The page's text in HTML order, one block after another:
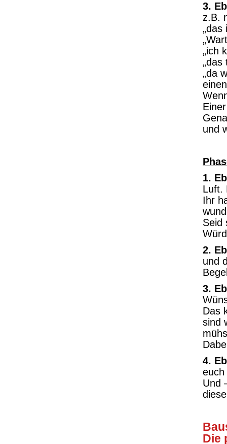
3.
z.B.
„das
„ich
„das
„da
und
1.
Luft.
Ihr
Seid
2.
und
3.
Das
sind
4.
euch
Und
Die